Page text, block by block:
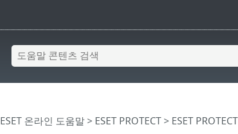
ESET 온라인 도움말> ESET PROTECT> ESET